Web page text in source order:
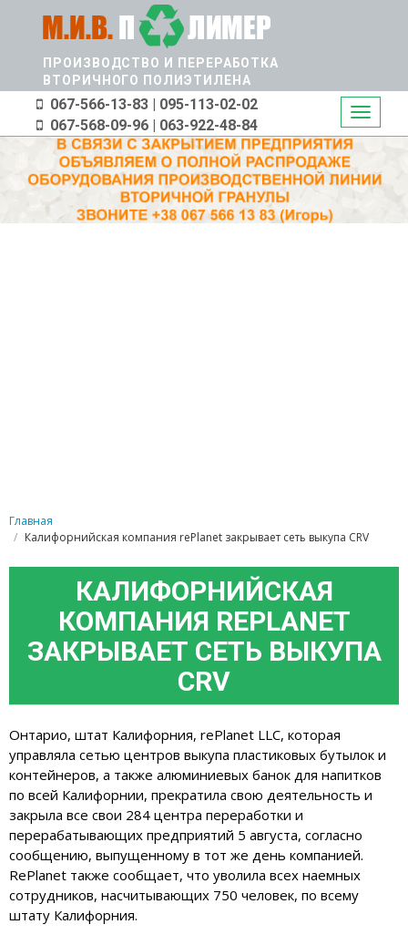
содержаниюПРОИЗВОДСТВО И ПЕРЕРАБОТКА
ВТОРИЧНОГО ПОЛИЭТИЛЕНА
Toggle
067-566-13-83 | 095-113-02-02
067-568-09-96 | 063-922-48-84
Главная
Калифорнийская компания rePlanet закрывает сеть выкупа CRV
КАЛИФОРНИЙСКАЯ
КОМПАНИЯ REPLANET
ЗАКРЫВАЕТ СЕТЬ ВЫКУПА
CRV
Онтарио, штат Калифорния, rePlanet LLC, которая
управляла сетью центров выкупа пластиковых бутылок и
контейнеров, а также алюминиевых банок для напитков
по всей Калифорнии, прекратила свою деятельность и
закрыла все свои 284 центра переработки и
перерабатывающих предприятий 5 августа, согласно
сообщению, выпущенному в тот же день компанией.
RePlanet также сообщает, что уволила всех наемных
сотрудников, насчитывающих 750 человек, по всему
штату Калифорния.